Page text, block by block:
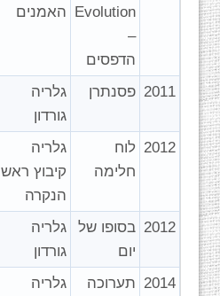
Evolution
–
הדפסים
האמנים
2011 פסנתרן
גלריה
גורדון
2012 לוח
חלימה
גלריה
קיבוץ ראש
הנקרה
2012 בסופו של
יום
גלריה
גורדון
2014 תערוכה
גלריה